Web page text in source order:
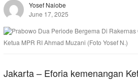
Yosef Naiobe
June 17, 2025
Ketua MPR RI Ahmad Muzani (Foto Yosef N.)
Jakarta – Eforia kemenangan